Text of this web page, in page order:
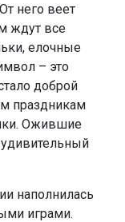
него веет
ждут все
елочные
– это
доброй
праздникам
Ожившие
наполнилась
играми.